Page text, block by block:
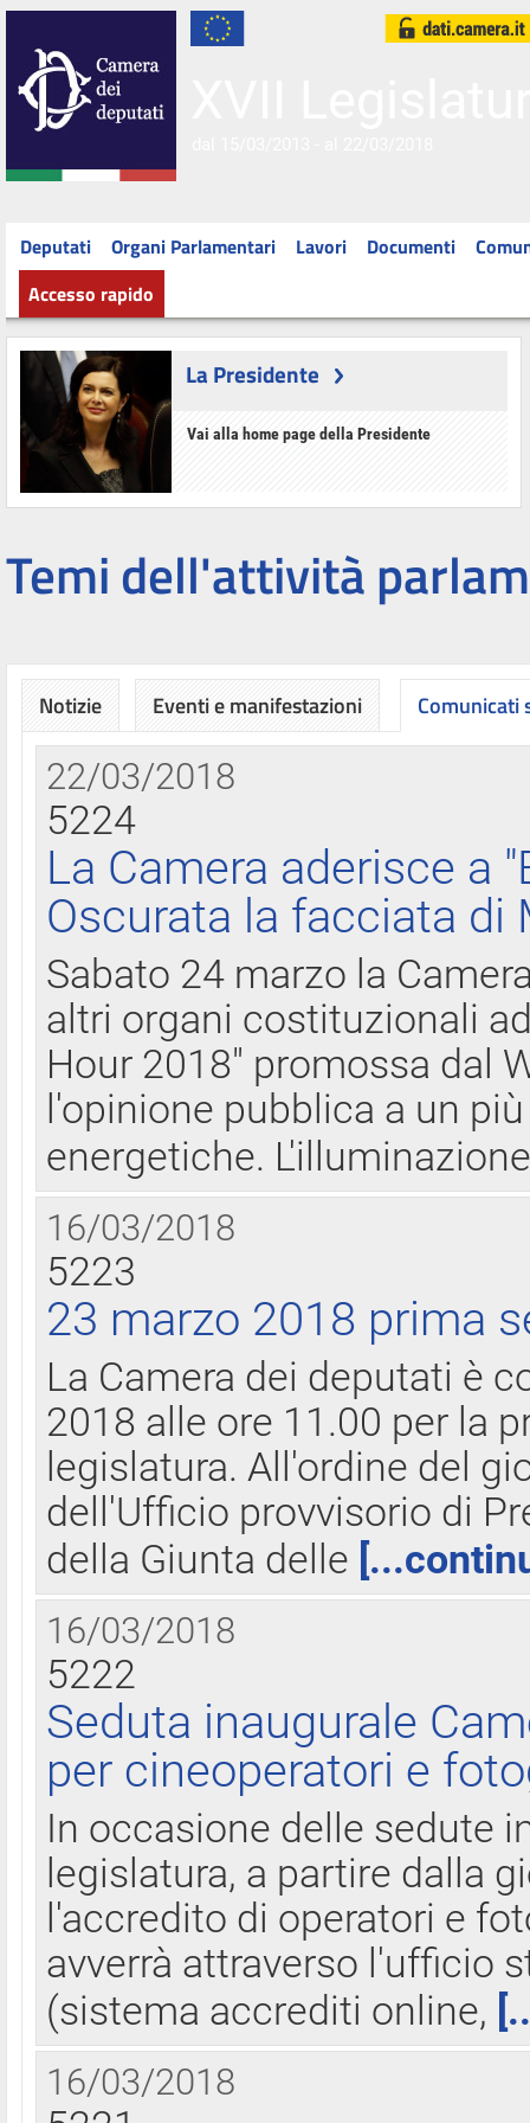
Deputati Organi Parlamentari Lavori Documenti
Accesso rapido
La Presidente
Vai alla home page della Presidente
Temi dell'attività
Notizie Eventi e manifestazioni Comunicati
22/03/2018
5224
La Camera aderisce a
Oscurata la facciata di
Sabato 24 marzo la
altri organi costituzionali
Hour 2018" promossa dal
l'opinione pubblica a un
energetiche.
16/03/2018
5223
23 marzo 2018 prima
La Camera dei deputati è
2018 alle ore 11.00 per la
legislatura. All'ordine del
dell'Ufficio provvisorio di
della Giunta delle
16/03/2018
5222
Seduta inaugurale
per cineoperatori e
In occasione delle sedute
legislatura, a partire dalla
l'accredito di operatori e
avverrà attraverso l'ufficio
(sistema accrediti online,
16/03/2018